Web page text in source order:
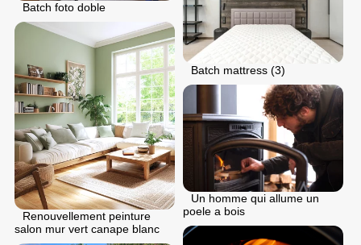
Batch foto doble
Batch mattress (3)
Renouvellement peinture
salon mur vert canape blanc
Un homme qui allume un
poele a bois